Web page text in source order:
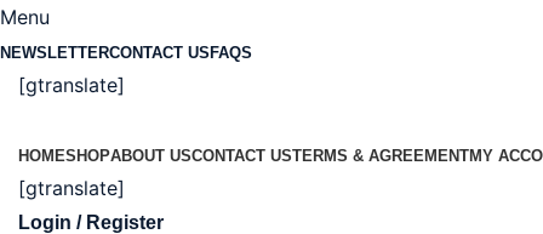
Menu
NEWSLETTERCONTACT US FAQS
[gtranslate]
HOMESHOPABOUT USCONTACT USTERMS & AGREEMENTMY
[gtranslate]
Login / Register